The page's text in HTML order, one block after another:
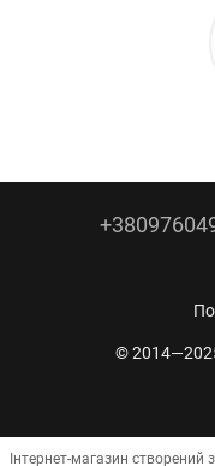
©
Інтернет-магазин створений